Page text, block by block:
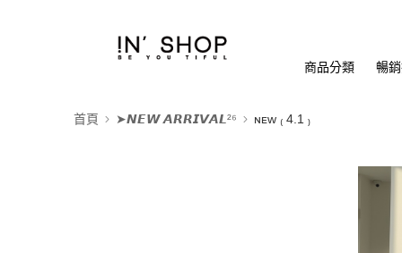
商品分類 暢
首頁 ➤𝙉𝙀𝙒 𝘼𝙍𝙍𝙄𝙑𝘼𝙇²⁶ ɴᴇᴡ ₍ 4.1 ₎